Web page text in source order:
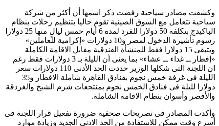
وكشفت مصادر سياحية رفضت ذكر اسمها أن أكثر من شركة
سياحية تتعامل مع السوق الصينية تقوم حاليا بتنظيم رحلات بنظام
الباكيدج بتكلفة 50 دولارا للفرد لمدة 6 أيام خمس ليالٍ منها 25 دولارا
رسوم تأشيرة الدخول لمصر و10 دولارات «إكرامية للعاملين»
ويتبقى 15 دولارا فقط للمنشأة الفندقية مقابل الاقامة الكاملة
«إفطار ــ غداء ــ عشاء» بما يعنى أن الليلة بـ 3 دولارات فقط رغم
ان اللجنة التى شكلها الوزير حددت الحد الأدنى 110 دولارات سعر
الليلة فى غرفة خمس نجوم بفنادق القاهرة شاملة الافطار و35
دولارا لليلة فى فنادق الخمس نجوم بمنتجعات شرم الشيخ والغردقة
والأقصر وأسوان بنظام الاقامة الشاملة.
وأكدت المصادر فى تصريحات صحفية ضرورة تفعيل قرار اللجنة فى
أسرع وقت ممكن للاستفادة من الحد الادنى الجديد وزيادة موارد